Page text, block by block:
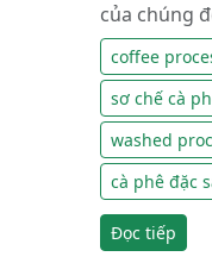
của chúng
coffee
sơ chế cà
washed
cà phê đặc
Đọc tiếp